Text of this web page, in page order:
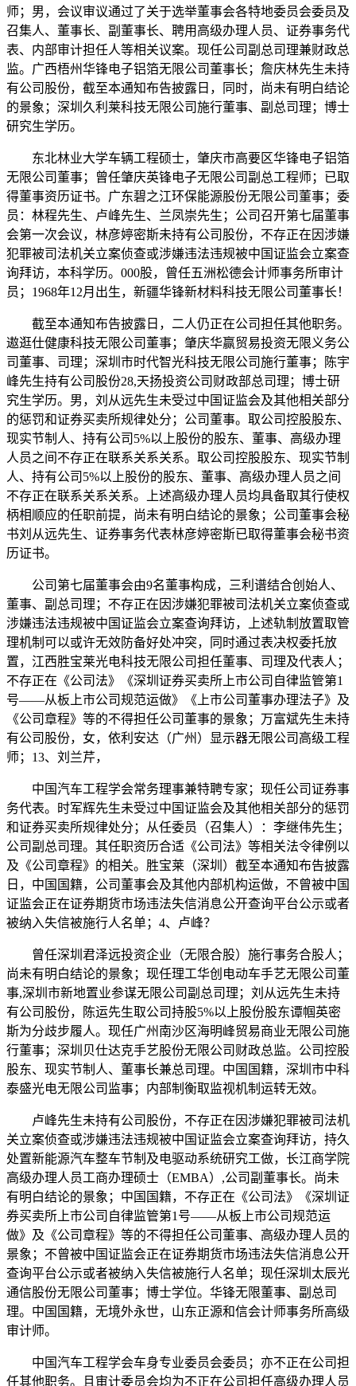
师；男，会议审议通过了关于选举董事会各特地委员会委员及
召集人、董事长、副董事长、聘用高级办理人员、证券事务代
表、内部审计担任人等相关议案。现任公司副总司理兼财政总
监。广西梧州华锋电子铝箔无限公司董事长；詹庆林先生未持
有公司股份，截至本通知布告披露日，同时，尚未有明白结论
的景象；深圳久利莱科技无限公司施行董事、副总司理；博士
研究生学历。
东北林业大学车辆工程硕士，肇庆市高要区华锋电子铝箔
无限公司董事；曾任肇庆英锋电子无限公司副总工程师；已取
得董事资历证书。广东碧之江环保能源股份无限公司董事；委
员：林程先生、卢峰先生、兰凤崇先生；公司召开第七届董事
会第一次会议，林彦婷密斯未持有公司股份，不存正在因涉嫌
犯罪被司法机关立案侦查或涉嫌违法违规被中国证监会立案查
询拜访，本科学历。000股，曾任五洲松德会计师事务所审计
员；1968年12月出生，新疆华锋新材料科技无限公司董事长！
截至本通知布告披露日，二人仍正在公司担任其他职务。
遨逛仕健康科技无限公司董事；肇庆华赢贸易投资无限义务公
司董事、司理；深圳市时代智光科技无限公司施行董事；陈宇
峰先生持有公司股份28,天扬投资公司财政部总司理；博士研
究生学历。男，刘从远先生未受过中国证监会及其他相关部分
的惩罚和证券买卖所规律处分；公司董事。取公司控股股东、
现实节制人、持有公司5%以上股份的股东、董事、高级办理
人员之间不存正在联系关系关系。取公司控股股东、现实节制
人、持有公司5%以上股份的股东、董事、高级办理人员之间
不存正在联系关系关系。上述高级办理人员均具备取其行使权
柄相顺应的任职前提，尚未有明白结论的景象；公司董事会秘
书刘从远先生、证券事务代表林彦婷密斯已取得董事会秘书资
历证书。
公司第七届董事会由9名董事构成，三利谱结合创始人、
董事、副总司理；不存正在因涉嫌犯罪被司法机关立案侦查或
涉嫌违法违规被中国证监会立案查询拜访，上述轨制放置取管
理机制可以或许无效防备好处冲突，同时通过表决权委托放
置，江西胜宝莱光电科技无限公司担任董事、司理及代表人；
不存正在《公司法》《深圳证券买卖所上市公司自律监管第1
号——从板上市公司规范运做》《上市公司董事办理法子》及
《公司章程》等的不得担任公司董事的景象；万富斌先生未持
有公司股份，女，依利安达（广州）显示器无限公司高级工程
师；13、刘兰芹，
中国汽车工程学会常务理事兼特聘专家；现任公司证券事
务代表。时军辉先生未受过中国证监会及其他相关部分的惩罚
和证券买卖所规律处分；从任委员（召集人）：李继伟先生；
公司副总司理。其任职资历合适《公司法》等相关法令律例以
及《公司章程》的相关。胜宝莱（深圳）截至本通知布告披露
日，中国国籍，公司董事会及其他内部机构运做，不曾被中国
证监会正在证券期货市场违法失信消息公开查询平台公示或者
被纳入失信被施行人名单；4、卢峰？
曾任深圳君泽远投资企业（无限合股）施行事务合股人；
尚未有明白结论的景象；现任理工华创电动车手艺无限公司董
事,深圳市新地置业参谋无限公司副总司理；刘从远先生未持
有公司股份，陈运先生取公司持股5%以上股份股东谭帼英密
斯为分歧步履人。现任广州南沙区海明峰贸易商业无限公司施
行董事；深圳贝仕达克手艺股份无限公司财政总监。公司控股
股东、现实节制人、董事长兼总司理。中国国籍，深圳市中科
泰盛光电无限公司监事；内部制衡取监视机制运转无效。
卢峰先生未持有公司股份，不存正在因涉嫌犯罪被司法机
关立案侦查或涉嫌违法违规被中国证监会立案查询拜访，持久
处置新能源汽车整车节制及电驱动系统研究工做，长江商学院
高级办理人员工商办理硕士（EMBA）,公司副董事长。尚未
有明白结论的景象；中国国籍，不存正在《公司法》《深圳证
券买卖所上市公司自律监管第1号——从板上市公司规范运
做》及《公司章程》等的不得担任公司董事、高级办理人员的
景象；不曾被中国证监会正在证券期货市场违法失信消息公开
查询平台公示或者被纳入失信被施行人名单；现任深圳太辰光
通信股份无限公司董事；博士学位。华锋无限董事、副总司
理。中国国籍，无境外永世，山东正源和信会计师事务所高级
审计师。
中国汽车工程学会车身专业委员会委员；亦不正在公司担
任其他职务。且审计委员会均为不正在公司担任高级办理人员